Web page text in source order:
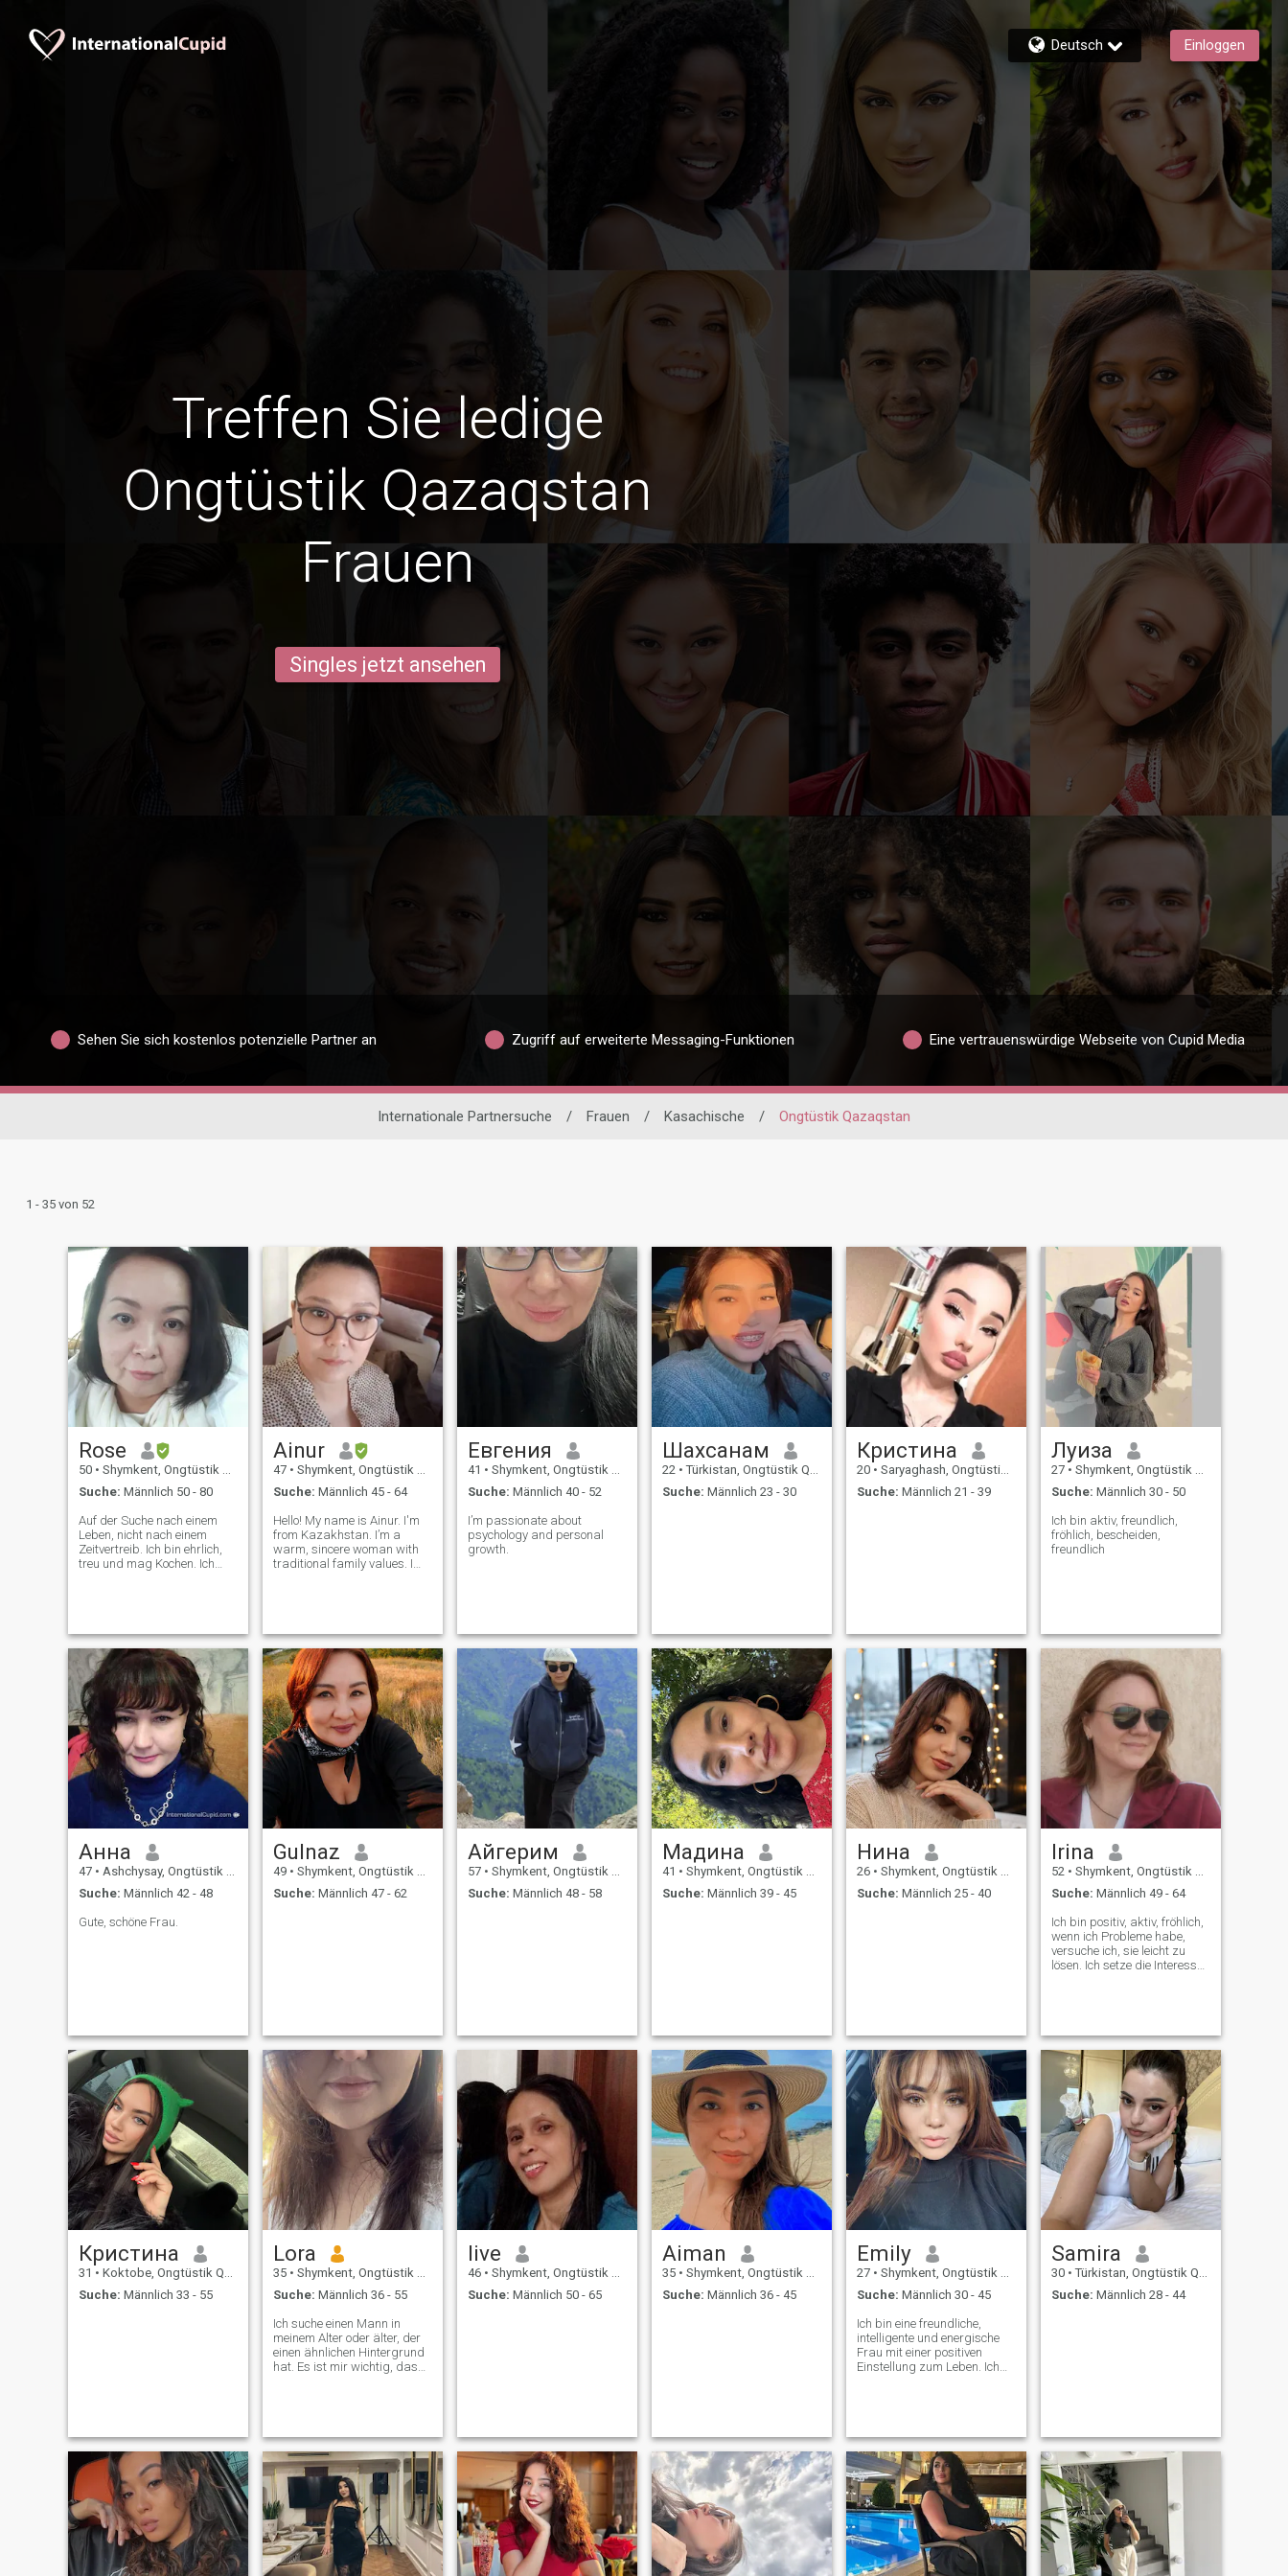
Deutsch Einloggen
Treffen Sie ledige
Ongtüstik Qazaqstan
Frauen
Singles jetzt ansehen
Sehen Sie sich kostenlos potenzielle Partner an Zugriff auf erweiterte Messaging-Funktionen Eine vertrauenswürdige Webseite von Cupid Media
Internationale Partnersuche / Frauen / Kasachische / Ongtüstik Qazaqstan
1 - 35 von 52
Rose
50 • Shymkent, Ongtüstik Qazaqstan, Kasachstan
Suche: Männlich 50 - 80
Auf der Suche nach einem
Leben, nicht nach einem
Zeitvertreib. Ich bin ehrlich,
treu und mag Kochen. Ich
verbringen kann. Ich bin hier,
um meinen zukünftigen
Mann zu finden und eine
Familie zu gründen. Ich bin
eine alleinerziehende Mutter,
und ich meine es ernst, zu
heiraten. Ich will nicht
stundenlang herumsitzen
und plaudern. Ich habe kein
Geld für Freeloader.
Außerdem musst du nach
Kasachstan kommen, um
unsere Ehe offiziell zu
registrieren und dann mich
mitzunehmen.
Ainur
47 • Shymkent, Ongtüstik Qazaqstan, Kasachstan
Suche: Männlich 45 - 64
Hello! My name is Ainur. I'm
from Kazakhstan. I’m a
warm, sincere woman with
traditional family values. I
honest, kind, and ready for
Евгения
41 • Shymkent, Ongtüstik Qazaqstan, Kasachstan
Suche: Männlich 40 - 52
I’m passionate about
psychology and personal
growth.
Шахсанам
22 • Türkistan, Ongtüstik Qazaqstan, Kasachstan
Suche: Männlich 23 - 30
Кристина
20 • Saryaghash, Ongtüstik Qazaqstan, Kasachstan
Suche: Männlich 21 - 39
Луиза
27 • Shymkent, Ongtüstik Qazaqstan, Kasachstan
Suche: Männlich 30 - 50
Ich bin aktiv, freundlich,
fröhlich, bescheiden,
freundlich
Анна
47 • Ashchysay, Ongtüstik Qazaqstan, Kasachstan
Suche: Männlich 42 - 48
Gute, schöne Frau.
Gulnaz
49 • Shymkent, Ongtüstik Qazaqstan, Kasachstan
Suche: Männlich 47 - 62
Айгерим
57 • Shymkent, Ongtüstik Qazaqstan, Kasachstan
Suche: Männlich 48 - 58
Мадина
41 • Shymkent, Ongtüstik Qazaqstan, Kasachstan
Suche: Männlich 39 - 45
Нина
26 • Shymkent, Ongtüstik Qazaqstan, Kasachstan
Suche: Männlich 25 - 40
Irina
52 • Shymkent, Ongtüstik Qazaqstan, Kasachstan
Suche: Männlich 49 - 64
Ich bin positiv, aktiv, fröhlich,
wenn ich Probleme habe,
versuche ich, sie leicht zu
lösen. Ich setze die Interessen
Kinder hat, ist das kein
Problem. Die Familie ist ein
Glück, für das es sich zu
leben lohnt!
Кристина
31 • Koktobe, Ongtüstik Qazaqstan, Kasachstan
Suche: Männlich 33 - 55
Lora
35 • Shymkent, Ongtüstik Qazaqstan, Kasachstan
Suche: Männlich 36 - 55
Ich suche einen Mann in
meinem Alter oder älter, der
einen ähnlichen Hintergrund
hat. Es ist mir wichtig, dass
jüngeren Männer, mich nicht
zu kontaktieren. A few things
before you message me: Ja,
ich komme aus einem
muslimischen Hintergrund,
aber ich bin kein
praktizierender Muslim. Ich
respektiere jeden Glauben
und erwarte den gleichen
Respekt im Gegenzug. Bitte
live
46 • Shymkent, Ongtüstik Qazaqstan, Kasachstan
Suche: Männlich 50 - 65
Aiman
35 • Shymkent, Ongtüstik Qazaqstan, Kasachstan
Suche: Männlich 36 - 45
Emily
27 • Shymkent, Ongtüstik Qazaqstan, Kasachstan
Suche: Männlich 30 - 45
Ich bin eine freundliche,
intelligente und energische
Frau mit einer positiven
Einstellung zum Leben. Ich
ohne Bewegung und Sport
nicht vorstellen. Ich liebe
Reisen, Schwimmen und
Reiten. Lange Spaziergänge
am Meer in der frischen Luft
geben mir Frieden und innere
Harmonie. Yoga und Pilates
sind ein wichtiger Teil meines
Lebensstils.
Samira
30 • Türkistan, Ongtüstik Qazaqstan, Kasachstan
Suche: Männlich 28 - 44